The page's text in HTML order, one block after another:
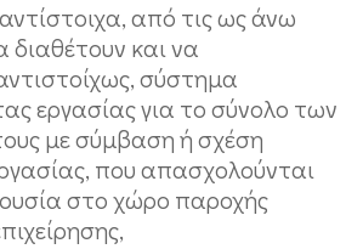
από τις ως άνω
διαθέτουν και να
σύστημα
εργασίας για το σύνολο των
με σύμβαση ή σχέση
που απασχολούνται
στο χώρο παροχής